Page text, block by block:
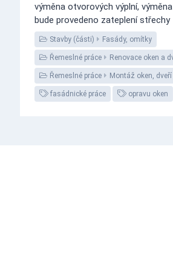
výměna otvorových výplní,
bude provedeno zateplení střechy
Stavby (části) Fasády, omítky
Řemeslné práce Renovace oken a
Řemeslné práce Montáž oken,
fasádnické práce opravu oken